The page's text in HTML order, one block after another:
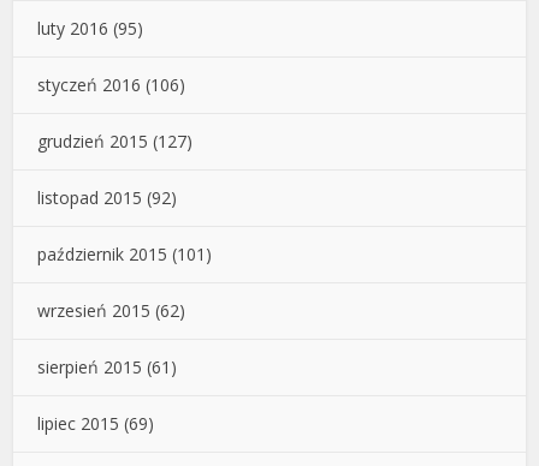
luty 2016 (95)
styczeń 2016 (106)
grudzień 2015 (127)
listopad 2015 (92)
październik 2015 (101)
wrzesień 2015 (62)
sierpień 2015 (61)
lipiec 2015 (69)